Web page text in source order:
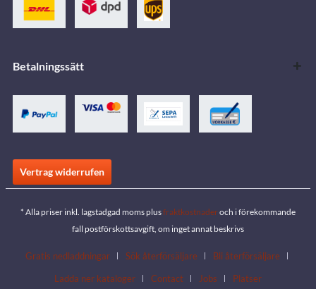
Betalningssätt
Vertrag widerrufen
* Alla priser inkl. lagstadgad moms plusfraktkostnaderoch i förekommande
fall postförskottsavgift, om inget annat beskrivs
Gratis nedladdningar Sök återförsäljare
Bli återförsäljare
Ladda ner kataloger
Contact Jobs Platser